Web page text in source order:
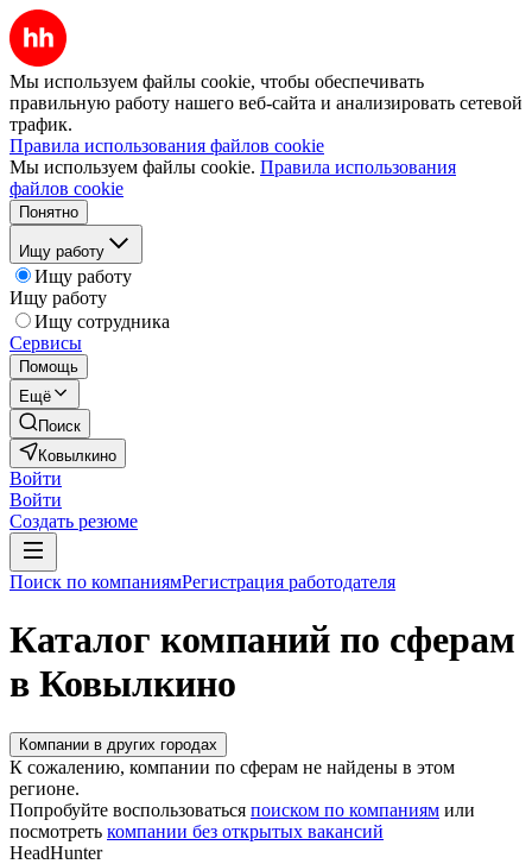
Мы используем файлы cookie, чтобы обеспечивать
правильную работу нашего веб-сайта и анализировать сетевой
трафик.
Правила использования файлов cookie
Мы используем файлы cookie. Правила использования
файлов cookie
Понятно
Ищу работу
Ищу работу
Ищу работу
Ищу сотрудника
Сервисы
Помощь
Ещё
Поиск
Ковылкино
Войти
Войти
Создать резюме
Поиск по компаниямРегистрация работодателя
Каталог компаний по сферам
в Ковылкино
Компании в других городах
К сожалению, компании по сферам не найдены в этом
регионе.
Попробуйте воспользоваться поиском по компаниям или
посмотреть компании без открытых вакансий
HeadHunter